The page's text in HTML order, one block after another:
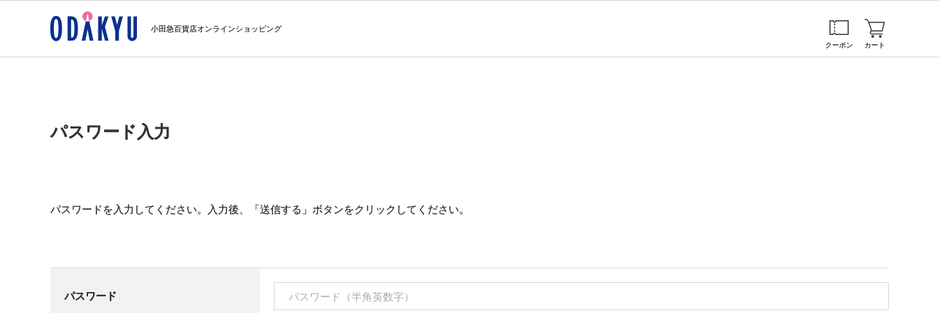
小田急百貨店オンラインショッピング
クーポン カート
パスワード入力
パスワードを入力してください。入力後、「送信する」ボタンをクリックしてください。
パスワード